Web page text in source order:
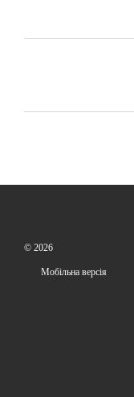
© 2026
Мобільна версія